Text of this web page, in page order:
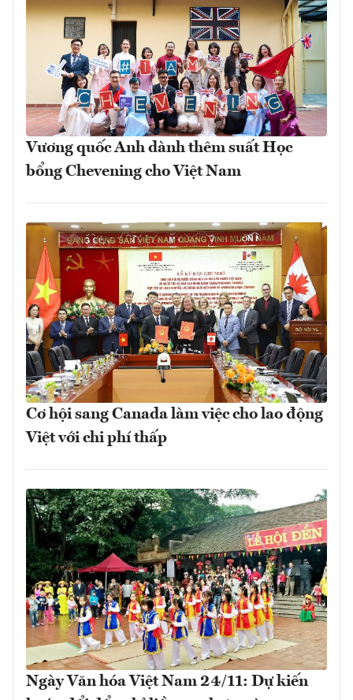
Vương quốc Anh dành thêm suất Học
bổng Chevening cho Việt Nam
Cơ hội sang Canada làm việc cho lao động
Việt với chi phí thấp
Ngày Văn hóa Việt Nam 24/11: Dự kiến